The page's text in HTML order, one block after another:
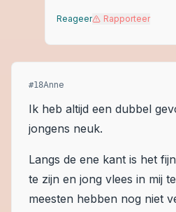
Reageer Rapporteer
#18Anne
Ik heb altijd een dubbel
jongens neuk.
Langs de ene kant is het
te zijn en jong vlees in mij
meesten hebben nog niet